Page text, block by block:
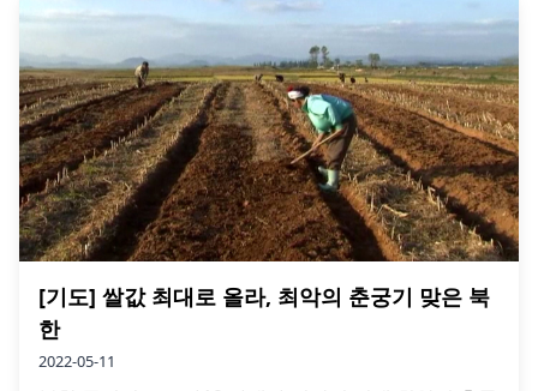
[기도] 쌀값 최대로 올라, 최악의 춘궁기 맞은 북
한
2022-05-11